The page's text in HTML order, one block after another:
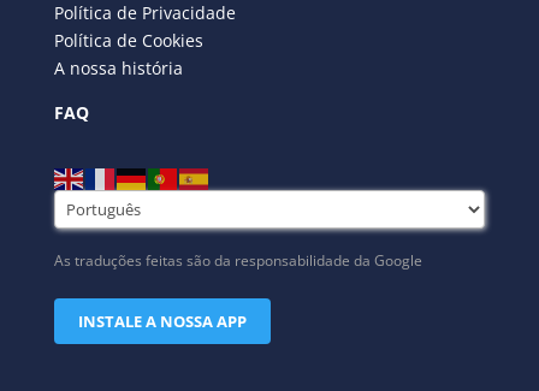
Política de Privacidade
Política de Cookies
A nossa história
FAQ
As traduções feitas são da responsabilidade da Google
INSTALE A NOSSA APP